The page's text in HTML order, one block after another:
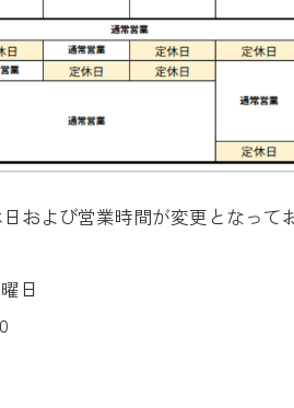
および営業時間が変更となって
日